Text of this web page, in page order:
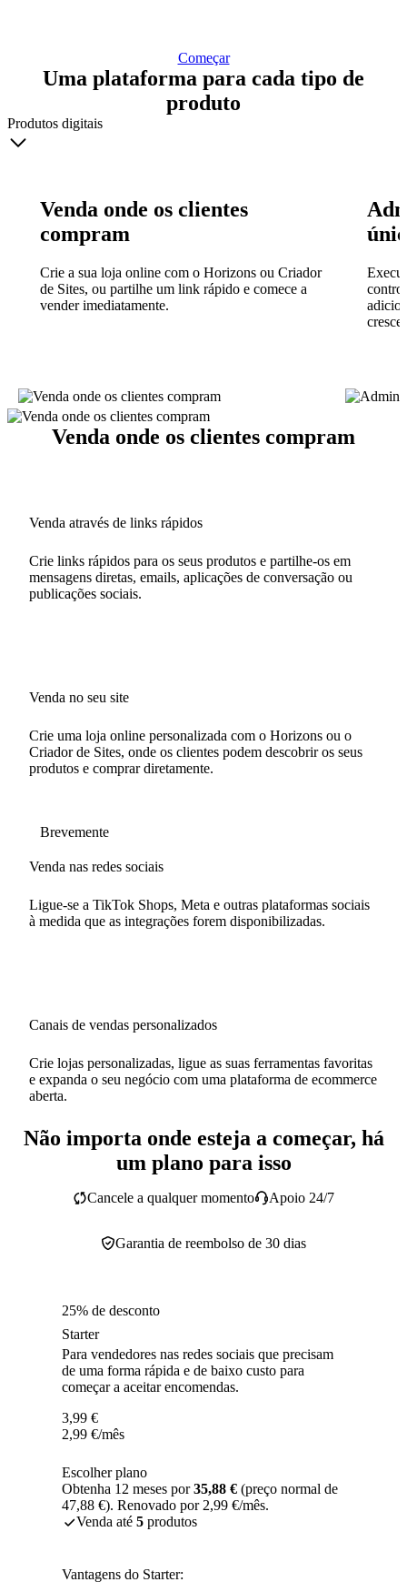
Começar
Uma plataforma para cada tipo de
produto
Produtos digitais
Venda onde os clientes
compram
Crie a sua loja online com o Horizons ou Criador
de Sites, ou partilhe um link rápido e comece a
vender imediatamente.
cresce.
Venda onde os clientes compram
Venda através de links rápidos
Crie links rápidos para os seus produtos e partilhe-os em
mensagens diretas, emails, aplicações de conversação ou
publicações sociais.
Venda no seu site
Crie uma loja online personalizada com o Horizons ou o
Criador de Sites, onde os clientes podem descobrir os seus
produtos e comprar diretamente.
Brevemente
Venda nas redes sociais
Ligue-se a TikTok Shops, Meta e outras plataformas sociais
à medida que as integrações forem disponibilizadas.
Canais de vendas personalizados
Crie lojas personalizadas, ligue as suas ferramentas favoritas
e expanda o seu negócio com uma plataforma de ecommerce
aberta.
Não importa onde esteja a começar, há
um plano para isso
Garantia de reembolso de 30 dias
Cancele a qualquer momento Apoio 24/7
25% de desconto
Starter
Para vendedores nas redes sociais que precisam
de uma forma rápida e de baixo custo para
começar a aceitar encomendas.
3,99 €
2,99 €/mês
Escolher plano
Obtenha 12 meses por35,88 € (preço normal de
47,88 €). Renovado por 2,99 €/mês.
Venda até 5 produtos
Vantagens do Starter: